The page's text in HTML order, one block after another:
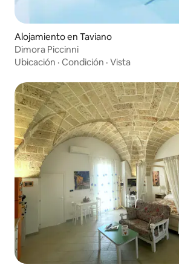
Alojamiento en Taviano
Dimora Piccinni
Ubicación · Condición · Vista